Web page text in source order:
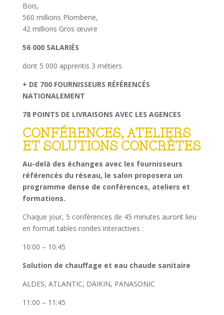
Bois,
560 millions Plomberie,
42 millions Gros œuvre
56 000 SALARIÉS
dont 5 000 apprentis 3 métiers
+ DE 700 FOURNISSEURS RÉFÉRENCÉS
NATIONALEMENT
78 POINTS DE LIVRAISONS AVEC LES AGENCES
CONFÉRENCES, ATELIERS
ET SOLUTIONS CONCRÈTES
Au-delà des échanges avec les fournisseurs
référencés du réseau, le salon proposera un
programme dense de conférences, ateliers et
formations.
Chaque jour, 5 conférences de 45 minutes auront lieu
en format tables rondes interactives :
10:00 – 10:45
Solution de chauffage et eau chaude sanitaire
ALDES, ATLANTIC, DAIKIN, PANASONIC
11:00 – 11:45